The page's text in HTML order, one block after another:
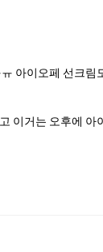
아이오페 선크
이거는 오후에 아